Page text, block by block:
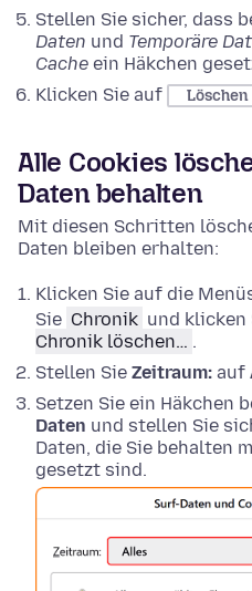
Stellen Sie sicher, dass
Daten und Temporäre
Cache ein Häkchen
Klicken Sie auf
Löschen
Alle Cookies
Daten behalten
Mit diesen Schritten
Daten bleiben erhalten:
Klicken Sie auf die
Sie Chronik und klicken
Chronik löschen… .
Stellen Sie Zeitraum: auf
Setzen Sie ein Häkchen
Daten und stellen Sie
Daten, die Sie behalten
gesetzt sind.